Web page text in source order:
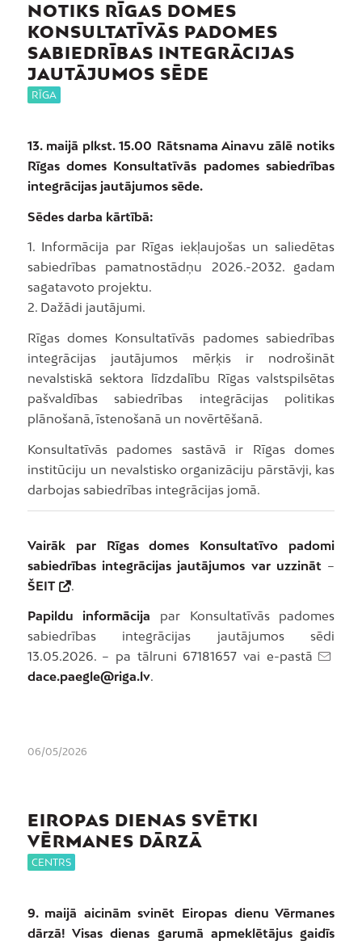
NOTIKS RĪGAS DOMES
KONSULTATĪVĀS PADOMES
SABIEDRĪBAS INTEGRĀCIJAS
JAUTĀJUMOS SĒDE
RĪGA
13. maijā plkst. 15.00 Rātsnama Ainavu zālē notiks
Rīgas domes Konsultatīvās padomes sabiedrības
integrācijas jautājumos sēde.
Sēdes darba kārtībā:
1. Informācija par Rīgas iekļaujošas un saliedētas
sabiedrības pamatnostādņu 2026.-2032. gadam
sagatavoto projektu.
2. Dažādi jautājumi.
Rīgas domes Konsultatīvās padomes sabiedrības
integrācijas jautājumos mērķis ir nodrošināt
nevalstiskā sektora līdzdalību Rīgas valstspilsētas
pašvaldības sabiedrības integrācijas politikas
plānošanā, īstenošanā un novērtēšanā.
Konsultatīvās padomes sastāvā ir Rīgas domes
institūciju un nevalstisko organizāciju pārstāvji, kas
darbojas sabiedrības integrācijas jomā.
Vairāk par Rīgas domes Konsultatīvo padomi
sabiedrības integrācijas jautājumos var uzzināt –
ŠEIT
.
Papildu informācija par Konsultatīvās padomes
sabiedrības integrācijas jautājumos sēdi
13.05.2026. – pa tālruni 67181657 vai e-pastā
dace.paegle@riga.lv.
06/05/2026
EIROPAS DIENAS SVĒTKI
VĒRMANES DĀRZĀ
CENTRS
9. maijā aicinām svinēt Eiropas dienu Vērmanes
dārzā! Visas dienas garumā apmeklētājus gaidīs